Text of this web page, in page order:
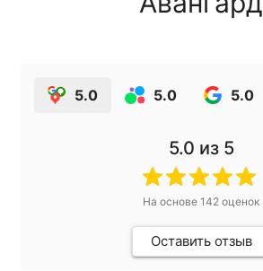
5.0 5.0 5.0
5.0 из 5
На основе 142 оценок
Оставить отзыв